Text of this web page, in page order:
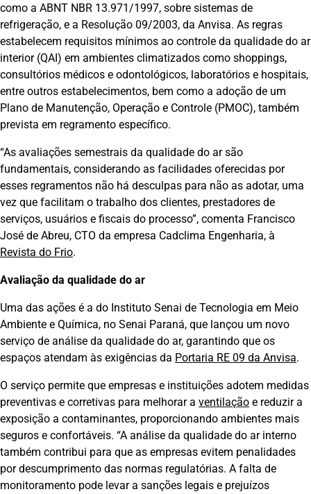
como a ABNT NBR 13.971/1997, sobre sistemas de
refrigeração, e a Resolução 09/2003, da Anvisa. As regras
estabelecem requisitos mínimos ao controle da qualidade do ar
interior (QAI) em ambientes climatizados como shoppings,
consultórios médicos e odontológicos, laboratórios e hospitais,
entre outros estabelecimentos, bem como a adoção de um
Plano de Manutenção, Operação e Controle (PMOC), também
prevista em regramento específico.
“As avaliações semestrais da qualidade do ar são
fundamentais, considerando as facilidades oferecidas por
esses regramentos não há desculpas para não as adotar, uma
vez que facilitam o trabalho dos clientes, prestadores de
serviços, usuários e fiscais do processo”, comenta Francisco
José de Abreu, CTO da empresa Cadclima Engenharia, à
Revista do Frio.
Avaliação da qualidade do ar
Uma das ações é a do Instituto Senai de Tecnologia em Meio
Ambiente e Química, no Senai Paraná, que lançou um novo
serviço de análise da qualidade do ar, garantindo que os
espaços atendam às exigências da Portaria RE 09 da Anvisa.
O serviço permite que empresas e instituições adotem medidas
preventivas e corretivas para melhorar a ventilação e reduzir a
exposição a contaminantes, proporcionando ambientes mais
seguros e confortáveis. “A análise da qualidade do ar interno
também contribui para que as empresas evitem penalidades
por descumprimento das normas regulatórias. A falta de
monitoramento pode levar a sanções legais e prejuízos